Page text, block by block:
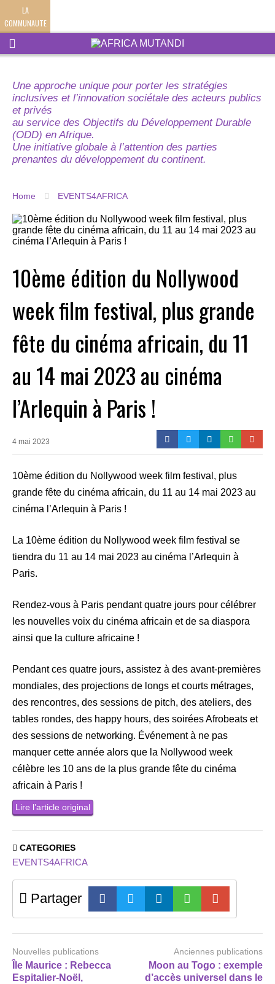
LA
COMMUNAUTE
Une approche unique pour porter les stratégies
inclusives et l’innovation sociétale des acteurs publics
et privés
au service des Objectifs du Développement Durable
(ODD) en Afrique.
Une initiative globale à l’attention des parties
prenantes du développement du continent.
Home EVENTS4AFRICA
10ème édition du Nollywood
week film festival, plus grande
fête du cinéma africain, du 11
au 14 mai 2023 au cinéma
l’Arlequin à Paris !
4 mai 2023
10ème édition du Nollywood week film festival, plus
grande fête du cinéma africain, du 11 au 14 mai 2023 au
cinéma l’Arlequin à Paris !
La 10ème édition du Nollywood week film festival se
tiendra du 11 au 14 mai 2023 au cinéma l’Arlequin à
Paris.
Rendez-vous à Paris pendant quatre jours pour célébrer
les nouvelles voix du cinéma africain et de sa diaspora
ainsi que la culture africaine !
Pendant ces quatre jours, assistez à des avant-premières
mondiales, des projections de longs et courts métrages,
des rencontres, des sessions de pitch, des ateliers, des
tables rondes, des happy hours, des soirées Afrobeats et
des sessions de networking. Événement à ne pas
manquer cette année alors que la Nollywood week
célèbre les 10 ans de la plus grande fête du cinéma
africain à Paris !
Lire l’article original
CATEGORIES
EVENTS4AFRICA
Partager
Nouvelles publications
Île Maurice : Rebecca
Espitalier-Noël,
Anciennes publications
Moon au Togo : exemple
d’accès universel dans le